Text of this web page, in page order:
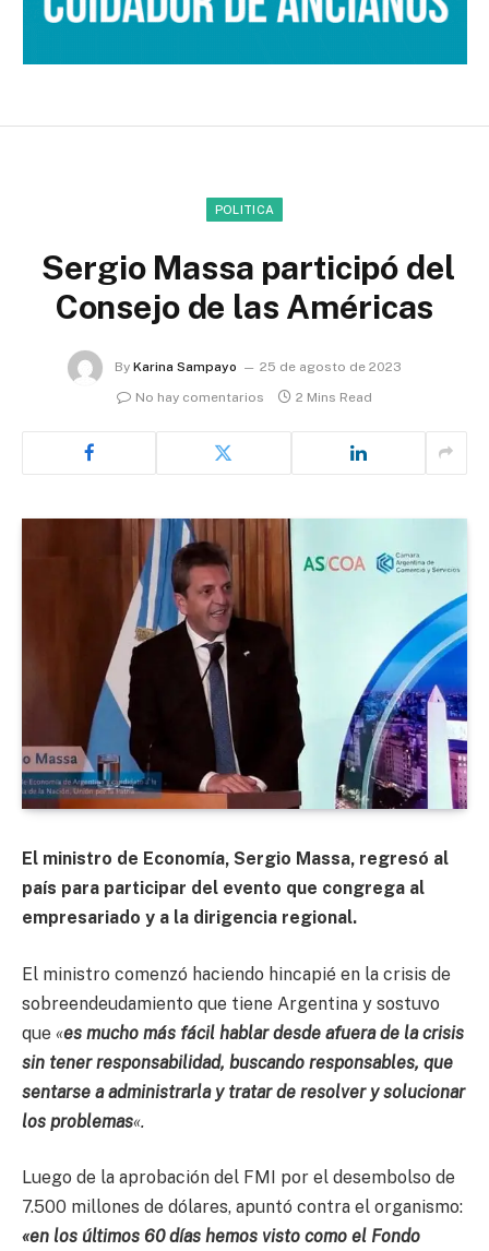
POLITICA
Sergio Massa participó del
Consejo de las Américas
By Karina Sampayo
25 de agosto de 2023
No hay comentarios
2 Mins Read
El ministro de Economía, Sergio Massa, regresó al
país para participar del evento que congrega al
empresariado y a la dirigencia regional.
El ministro comenzó haciendo hincapié en la crisis de
sobreendeudamiento que tiene Argentina y sostuvo
que «es mucho más fácil hablar desde afuera de la crisis
sin tener responsabilidad, buscando responsables, que
sentarse a administrarla y tratar de resolver y solucionar
los problemas«.
Luego de la aprobación del FMI por el desembolso de
7.500 millones de dólares, apuntó contra el organismo:
«en los últimos 60 días hemos visto como el Fondo